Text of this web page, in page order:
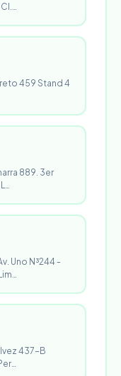
459 Stand 4
889. 3er
Uno N³244 -
437-B